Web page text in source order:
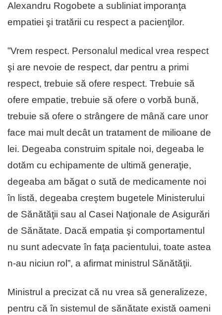
Alexandru Rogobete a subliniat imporanţa
empatiei şi tratării cu respect a pacienţilor.
”Vrem respect. Personalul medical vrea respect
şi are nevoie de respect, dar pentru a primi
respect, trebuie să ofere respect. Trebuie să
ofere empatie, trebuie să ofere o vorbă bună,
trebuie să ofere o strângere de mână care unor
face mai mult decât un tratament de milioane de
lei. Degeaba construim spitale noi, degeaba le
dotăm cu echipamente de ultimă generaţie,
degeaba am băgat o sută de medicamente noi
în listă, degeaba creştem bugetele Ministerului
de Sănătăţii sau al Casei Naţionale de Asigurări
de Sănătate. Dacă empatia şi comportamentul
nu sunt adecvate în faţa pacientului, toate astea
n-au niciun rol”, a afirmat ministrul Sănătăţii.
Ministrul a precizat că nu vrea să generalizeze,
pentru că în sistemul de sănătate există oameni